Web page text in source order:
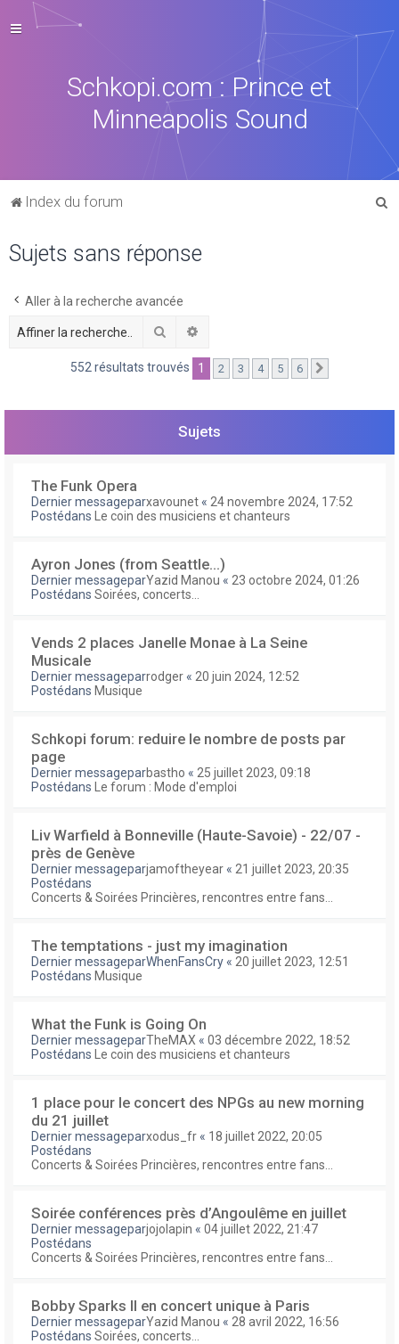
Schkopi.com : Prince et
Minneapolis Sound
Index du forum
Sujets sans réponse
Aller à la recherche avancée
Rechercher
552 résultats trouvés 1 2 3 4 5 6
Sujets
The Funk Opera
Dernier messageparxavounet « 24 novembre 2024, 17:52
Postédans
Le coin des musiciens et chanteurs
Ayron Jones (from Seattle...)
Dernier messageparYazid Manou « 23 octobre 2024, 01:26
Postédans Soirées, concerts...
Vends 2 places Janelle Monae à La Seine
Musicale
Dernier messageparrodger « 20 juin 2024, 12:52
Postédans Musique
Schkopi forum: reduire le nombre de posts par
page
Dernier messageparbastho « 25 juillet 2023, 09:18
Postédans
Le forum : Mode d'emploi
Liv Warfield à Bonneville (Haute-Savoie) - 22/07 -
près de Genève
Dernier messageparjamoftheyear « 21 juillet 2023, 20:35
Postédans
Concerts & Soirées Princières, rencontres entre fans...
The temptations - just my imagination
Dernier messageparWhenFansCry « 20 juillet 2023, 12:51
Postédans Musique
What the Funk is Going On
Dernier messageparTheMAX « 03 décembre 2022, 18:52
Postédans
Le coin des musiciens et chanteurs
1 place pour le concert des NPGs au new morning
du 21 juillet
Dernier messageparxodus_fr « 18 juillet 2022, 20:05
Postédans
Concerts & Soirées Princières, rencontres entre fans...
Soirée conférences près d’Angoulême en juillet
Dernier messageparjojolapin « 04 juillet 2022, 21:47
Postédans
Concerts & Soirées Princières, rencontres entre fans...
Bobby Sparks II en concert unique à Paris
Dernier messageparYazid Manou « 28 avril 2022, 16:56
Postédans Soirées, concerts...